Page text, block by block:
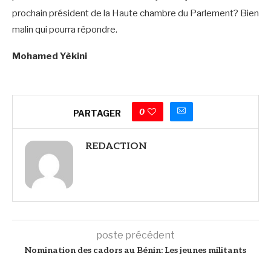
prochain président de la Haute chambre du Parlement? Bien
malin qui pourra répondre.
Mohamed Yèkini
PARTAGER 0
REDACTION
poste précédent
Nomination des cadors au Bénin: Les jeunes militants